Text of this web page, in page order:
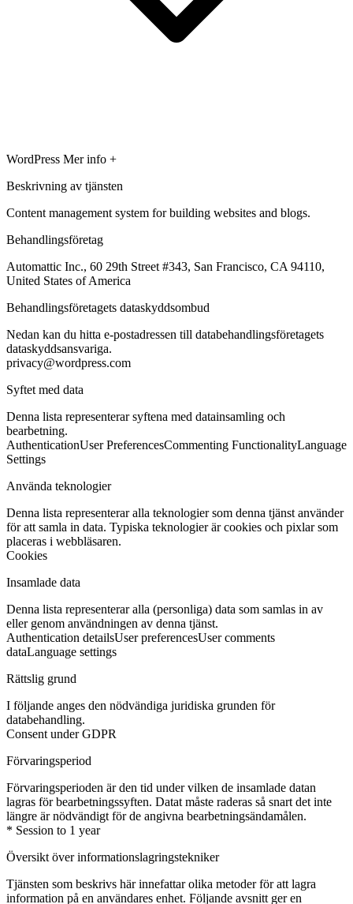
WordPress Mer info +
Beskrivning av tjänsten
Content management system for building websites and blogs.
Behandlingsföretag
Automattic Inc., 60 29th Street #343, San Francisco, CA 94110,
United States of America
Behandlingsföretagets dataskyddsombud
Nedan kan du hitta e-postadressen till databehandlingsföretagets
dataskyddsansvariga.
privacy@wordpress.com
Syftet med data
Denna lista representerar syftena med datainsamling och
bearbetning.
AuthenticationUser PreferencesCommenting FunctionalityLanguage
Settings
Använda teknologier
Denna lista representerar alla teknologier som denna tjänst använder
för att samla in data. Typiska teknologier är cookies och pixlar som
placeras i webbläsaren.
Cookies
Insamlade data
Denna lista representerar alla (personliga) data som samlas in av
eller genom användningen av denna tjänst.
Authentication detailsUser preferencesUser comments
dataLanguage settings
Rättslig grund
I följande anges den nödvändiga juridiska grunden för
databehandling.
Consent under GDPR
Förvaringsperiod
Förvaringsperioden är den tid under vilken de insamlade datan
lagras för bearbetningssyften. Datat måste raderas så snart det inte
längre är nödvändigt för de angivna bearbetningsändamålen.
* Session to 1 year
Översikt över informationslagringstekniker
Tjänsten som beskrivs här innefattar olika metoder för att lagra
information på en användares enhet. Följande avsnitt ger en